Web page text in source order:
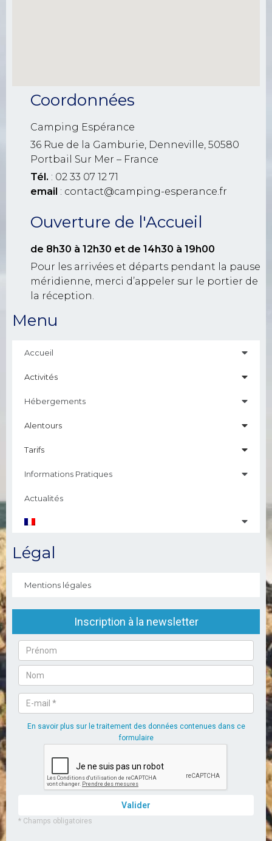
Coordonnées
Camping Espérance
36 Rue de la Gamburie, Denneville, 50580
Portbail Sur Mer – France
Tél. : 02 33 07 12 71
email : contact@camping-esperance.fr
Ouverture de l'Accueil
de 8h30 à 12h30 et de 14h30 à 19h00
Pour les arrivées et départs pendant la pause
méridienne, merci d’appeler sur le portier de
la réception.
Menu
Accueil
Activités
Hébergements
Alentours
Tarifs
Informations Pratiques
Actualités
Légal
Mentions légales